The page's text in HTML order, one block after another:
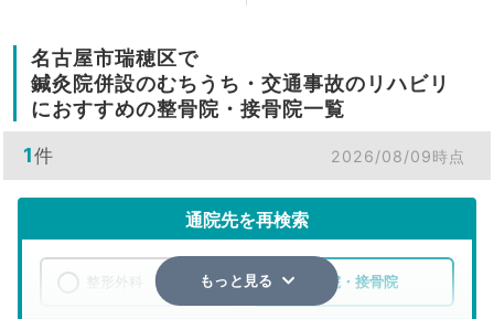
名古屋市瑞穂区で
鍼灸院併設のむちうち・交通事故のリハビリ
におすすめの整骨院・接骨院一覧
1件 2026/08/09時点
通院先を再検索
整骨院・接骨院
もっと見る